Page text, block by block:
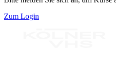
Zum Login